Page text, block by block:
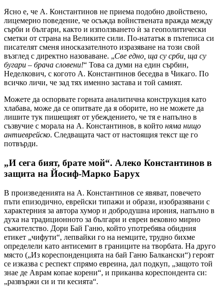
Ясно е, че А. Константинов не приема подобно двойствено,
лицемерно поведение, че осъжда войнствената вражда между
сърби и българи, както и използването ѝ за геополитически
сметки от страна на Великите сили. По-нататък в пътеписа си
писателят сменя иносказателното изразяване на този свой
възглед с директно назоваване. „Све едно, ща су срби, ща су
бугари – брача словени!“ Това са думи на един сърбин,
Неделкович, с когото А. Константинов беседва в Чикаго. По
всичко личи, че зад тях именно застава и той самият.
Можете да оспорвате горната аналитична конструкция като
хлабава, може да се опитвате да я оборите, но не можете да
лишите тук пишещият от убеждението, че тя е напълно в
съзвучие с морала на А. Константинов, в който няма нищо
антиеврейско. Следващата част от настоящия текст ще го
потвърди.
„И сега бият, брате мой“. Алеко Константинов в
защита на Йосиф-Марко Барух
В произведенията на А. Константинов се явяват, повечето
пъти епизодично, еврейски типажи и образи, изобразявани с
характерния за автора хумор и добродушна ирония, напълно в
духа на традиционното за българи и евреи вековно мирно
съжителство. Дори Бай Ганю, който употребява обидния
етикет „чифути“, лепвайки го на немците, трудно бихме
определели като антисемит в границите на творбата. На друго
място („Из кореспонденцията на бай Ганю Балкански“) героят
се изказва с респект спрямо евреина, дал подкуп, „защото той
знае де Аврам копае корени“, и приканва кореспондента си:
„развържи си и ти кесията“.